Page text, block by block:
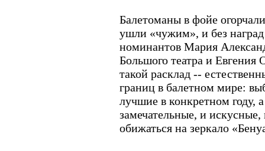
Балетоманы в фойе
ушли «чужим», и без
номинантов Мария
Большого театра и
такой расклад --
границ в балетном мире:
лучшие в конкретном году,
замечательные, и
обижаться на зеркало